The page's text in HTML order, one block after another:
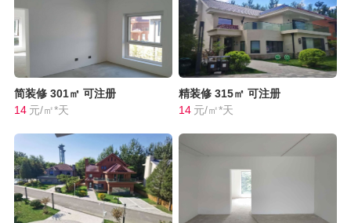
简装修 301㎡ 可注册
14 元/㎡*天
精装修 315㎡ 可注册
14 元/㎡*天